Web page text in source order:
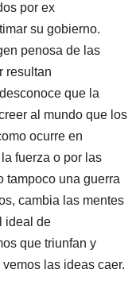
por ex
su gobierno.
penosa de las
resultan
que la
al mundo que los
ocurre en
fuerza o por las
tampoco una guerra
cambia las mentes
ideal de
que triunfan y
las ideas caer.